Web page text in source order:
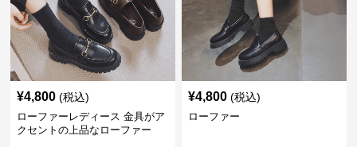
¥4,800 (税込)
ローファーレディース 金具がア
クセントの上品なローファー
¥4,800 (税込)
ローファー